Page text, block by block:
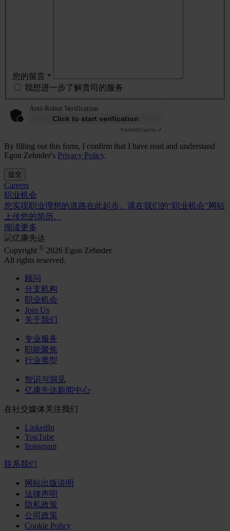
您的留言 *
我想进一步了解贵司的服务
Anti-Robot Verification
Click to start verification
FriendlyCaptcha ⇗
By filling out this form, I confirm that I have read and understand
Egon Zehnder's Privacy Policy.
提交
Careers
职业机会
您实现职业理想的道路在此起步。请在我们的“职业机会”网站
上传您的简历。
阅读更多
Copyright © 2026 Egon Zehnder.
All rights reserved.
顾问
分支机构
职业机会
Join Us
关于我们
专业服务
职能聚焦
行业类型
智识与洞见
亿康先达新闻中心
在社交媒体关注我们
LinkedIn
YouTube
Instagram
联系我们
网站出版说明
法律声明
隐私政策
公司政策
Cookie Policy